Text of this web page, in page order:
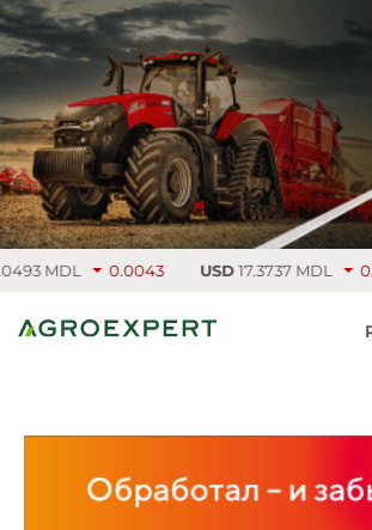
MDL 0.0043 USD17.3737 MDL